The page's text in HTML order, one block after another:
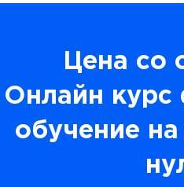
Цена со
Онлайн курс
обучение